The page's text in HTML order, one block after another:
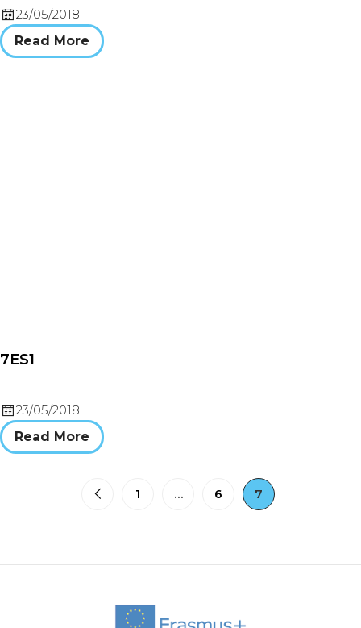
23/05/2018
Read More
7ES1
23/05/2018
Read More
1 … 6 7